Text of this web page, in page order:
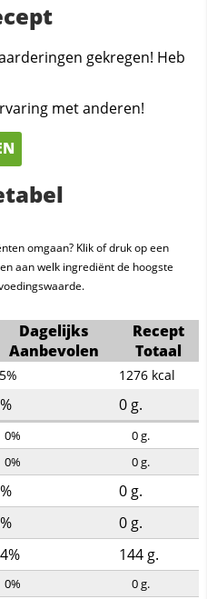
gekregen! Heb
met anderen!
omgaan? Klik of druk op een
aan welk ingrediënt de hoogste
Dagelijks
Aanbevolen
Recept
Totaal
1276 kcal
0 g.
0% 0g.
0% 0g.
0 g.
0 g.
144 g.
0% 0g.